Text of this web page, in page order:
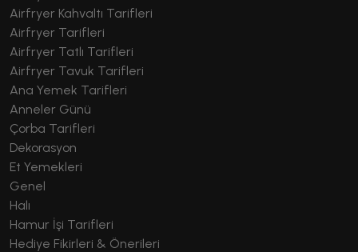
Airfryer Kahvaltı Tarifleri
Airfryer Tarifleri
Airfryer Tatlı Tarifleri
Airfryer Tavuk Tarifleri
Ana Yemek Tarifleri
Anneler Günü
Çorba Tarifleri
Dekorasyon
Et Yemekleri
Genel
Halı
Hamur İşi Tarifleri
Hediye Fikirleri & Önerileri